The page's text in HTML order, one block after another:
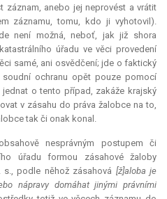
záznam, anebo jej neprovést a vrátit
záznamu, tomu, kdo ji vyhotovil).
není možná, neboť, jak již shora
úřadu ve věci provedení
samé, ani osvědčení; jde o faktický
ochranu opět pouze pomocí
o tento případ, zakáže krajský
v zásahu do práva žalobce na to,
tak či onak konal.
nesprávným postupem či
úřadu formou zásahové žaloby
podle něhož zásahová [ž]aloba je
nápravy domáhat jinými právními